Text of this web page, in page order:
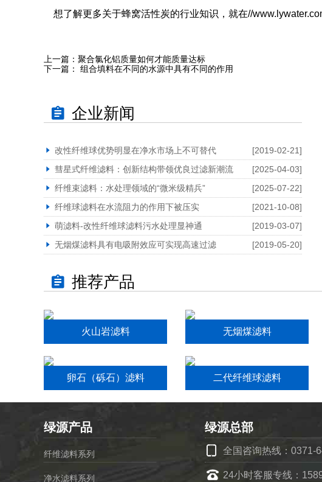
想了解更多关于蜂窝活性炭的行业知识，就在//
上一篇： 聚合氯化铝质量如何才能质量达标
下一篇：
组合填料在不同的水源中具有不同的作用
企业新闻
改性纤维球优势明显在净水市场上不可替代
[2019-02-21]
彗星式纤维滤料：创新结构带领优良过滤新潮流
[2025-04-03]
纤维束滤料：水处理领域的“微米级精兵”
[2025-07-22]
纤维球滤料在水流阻力的作用下被压实
[2021-10-08]
萌滤料-改性纤维球滤料污水处理显神通
[2019-03-07]
无烟煤滤料具有电吸附效应可实现高速过滤
[2019-05-20]
推荐产品
火山岩滤料 无烟煤滤料
卵石（砾石）滤料 二代纤维球滤料
绿源产品
纤维滤料系列
净水滤料系列
绿源总部
全国咨询热线：0371-
24小时客服专线：